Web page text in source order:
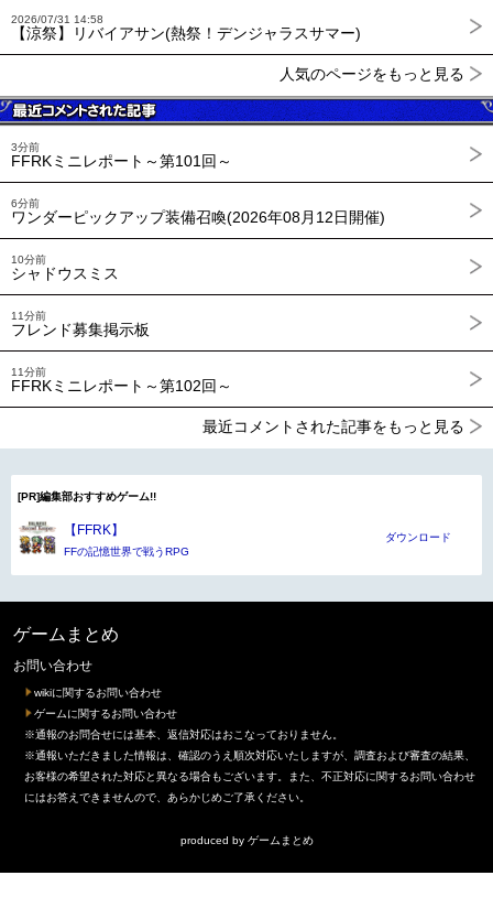
2026/07/31 14:58
【涼祭】リバイアサン(熱祭！デンジャラスサマー)
人気のページをもっと見る
3分前
FFRKミニレポート～第101回～
6分前
ワンダーピックアップ装備召喚(2026年08月12日開催)
10分前
シャドウスミス
11分前
フレンド募集掲示板
11分前
FFRKミニレポート～第102回～
最近コメントされた記事をもっと見る
[PR]編集部おすすめゲーム!!
【FFRK】
FFの記憶世界で戦うRPG
ダウンロード
ゲームまとめ
お問い合わせ
wikiに関するお問い合わせ
ゲームに関するお問い合わせ
※通報のお問合せには基本、返信対応はおこなっておりません。
※通報いただきました情報は、確認のうえ順次対応いたしますが、調査および審査の結果、
お客様の希望された対応と異なる場合もございます。また、不正対応に関するお問い合わせ
にはお答えできませんので、あらかじめご了承ください。
produced by ゲームまとめ